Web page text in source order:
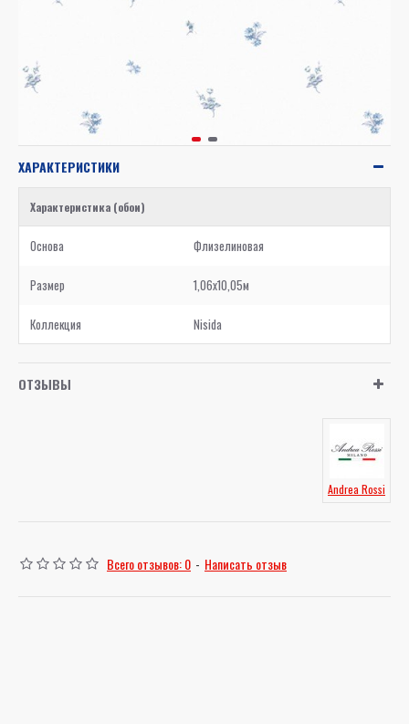
ХАРАКТЕРИСТИКИ
Характеристика (обои)
Основа Флизелиновая
Размер 1,06x10,05м
Коллекция Nisida
ОТЗЫВЫ
Andrea Rossi
Всего отзывов: 0 - Написать отзыв